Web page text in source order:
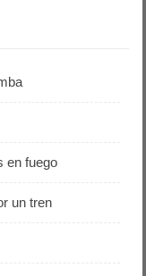
en fuego
un tren